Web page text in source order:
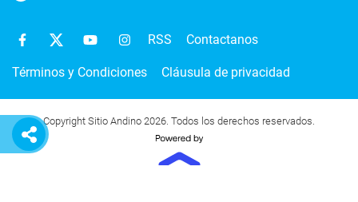
RSS Contactanos
Términos y Condiciones Cláusula de privacidad
Copyright Sitio Andino 2026. Todos los derechos reservados.